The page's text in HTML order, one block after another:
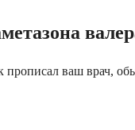
прописал ваш врач,